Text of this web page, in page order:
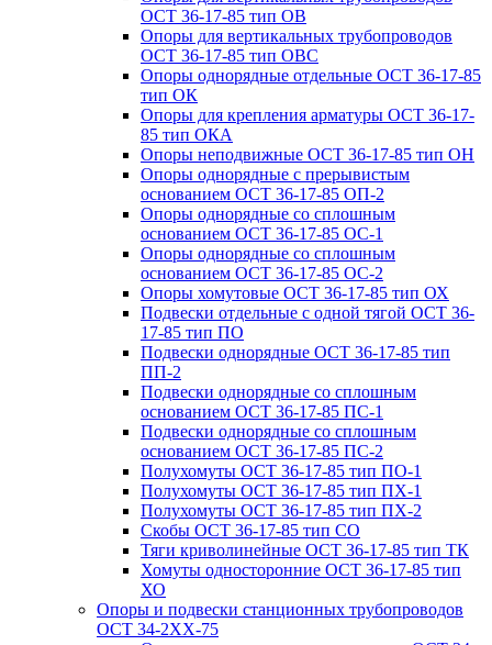
ОСТ 36-17-85 тип ОВ
Опоры для вертикальных трубопроводов
ОСТ 36-17-85 тип ОВС
Опоры однорядные отдельные ОСТ 36-17-85
тип ОК
Опоры для крепления арматуры ОСТ 36-17-
85 тип ОКА
Опоры неподвижные ОСТ 36-17-85 тип ОН
Опоры однорядные с прерывистым
основанием ОСТ 36-17-85 ОП-2
Опоры однорядные со сплошным
основанием ОСТ 36-17-85 ОС-1
Опоры однорядные со сплошным
основанием ОСТ 36-17-85 ОС-2
Опоры хомутовые ОСТ 36-17-85 тип ОХ
Подвески отдельные с одной тягой ОСТ 36-
17-85 тип ПО
Подвески однорядные ОСТ 36-17-85 тип
ПП-2
Подвески однорядные со сплошным
основанием ОСТ 36-17-85 ПС-1
Подвески однорядные со сплошным
основанием ОСТ 36-17-85 ПС-2
Полухомуты ОСТ 36-17-85 тип ПО-1
Полухомуты ОСТ 36-17-85 тип ПХ-1
Полухомуты ОСТ 36-17-85 тип ПХ-2
Скобы ОСТ 36-17-85 тип СО
Тяги криволинейные ОСТ 36-17-85 тип ТК
Хомуты односторонние ОСТ 36-17-85 тип
ХО
Опоры и подвески станционных трубопроводов
ОСТ 34-2XX-75